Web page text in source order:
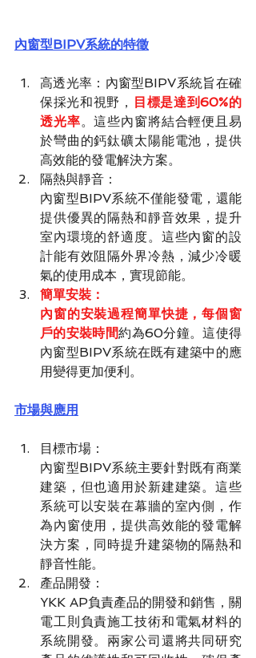
內窗型BIPV系統的特徵
高透光率：內窗型BIPV系統旨在確
保採光和視野，
目標是達到60%的
透光率。這些內窗將結合輕便且易
於彎曲的鈣鈦礦太陽能電池，提供
高效能的發電解決方案。
隔熱與靜音：
內窗型BIPV系統不僅能發電，還能
提供優異的隔熱和靜音效果，提升
室內環境的舒適度。這些內窗的設
計能有效阻隔外界冷熱，減少冷暖
氣的使用成本，實現節能。
簡單安裝：
內窗的安裝過程簡單快捷，每個窗
戶的安裝時間約為60分鐘。這使得
內窗型BIPV系統在既有建築中的應
用變得更加便利。
市場與應用
目標市場：
內窗型BIPV系統主要針對既有商業
建築，但也適用於新建建築。這些
系統可以安裝在幕牆的室內側，作
為內窗使用，提供高效能的發電解
決方案，同時提升建築物的隔熱和
靜音性能。
產品開發：
YKK AP負責產品的開發和銷售，關
電工則負責施工技術和電氣材料的
系統開發。兩家公司還將共同研究